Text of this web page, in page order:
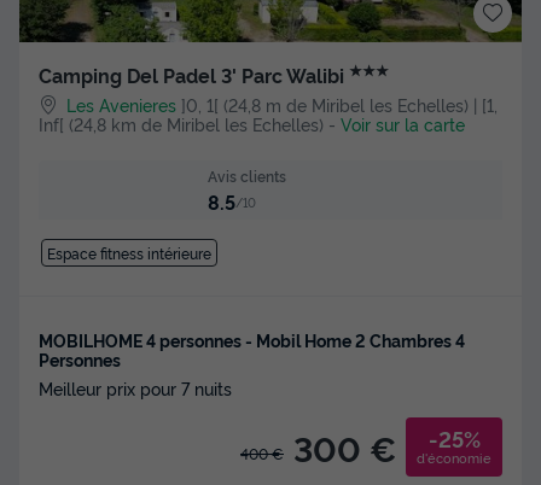
Camping Del Padel 3' Parc Walibi ★★★
Les Avenieres ]0, 1[ (24,8 m de Miribel les Echelles) | [1,
Inf[ (24,8 km de Miribel les Echelles) - Voir sur la carte
Avis clients
8.5/10
Espace fitness intérieure
MOBILHOME 4 personnes - Mobil Home 2 Chambres 4
Personnes
Meilleur prix pour 7 nuits
400 € 300 € -25%
d'économie